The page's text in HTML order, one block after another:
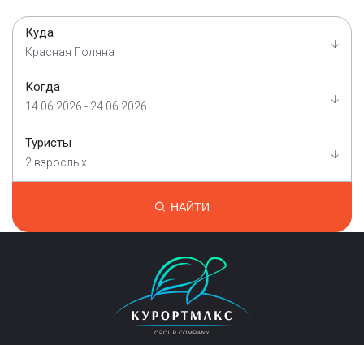
Куда
Красная Поляна
Когда
14.06.2026 - 24.06.2026
Туристы
2 взрослых
НАЙТИ